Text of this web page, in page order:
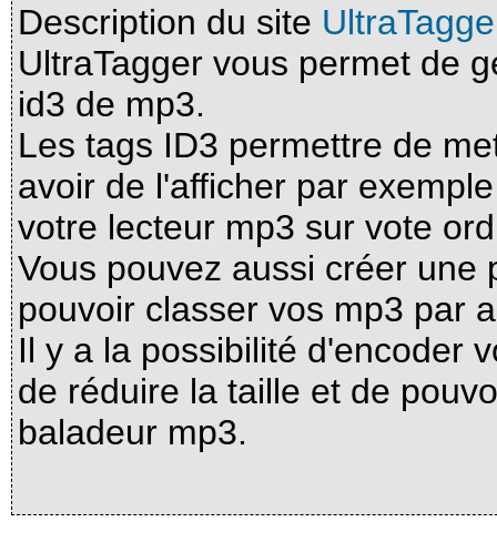
Description du site
UltraTagger vous permet de
id3 de mp3.
Les tags ID3 permettre de
avoir de l'afficher par
votre lecteur mp3 sur vote
Vous pouvez aussi créer une
pouvoir classer vos mp3 par
Il y a la possibilité d'encoder
de réduire la taille et de
baladeur mp3.